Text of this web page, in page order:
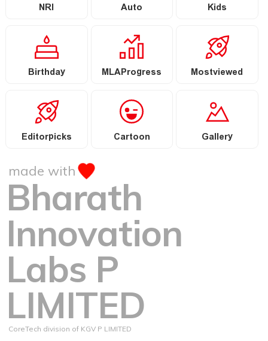
NRI Auto Kids
Birthday MLAProgress Mostviewed
Editorpicks Cartoon Gallery
made with
Bharath
Innovation
Labs P
LIMITED
CoreTech division of KGV P LIMITED